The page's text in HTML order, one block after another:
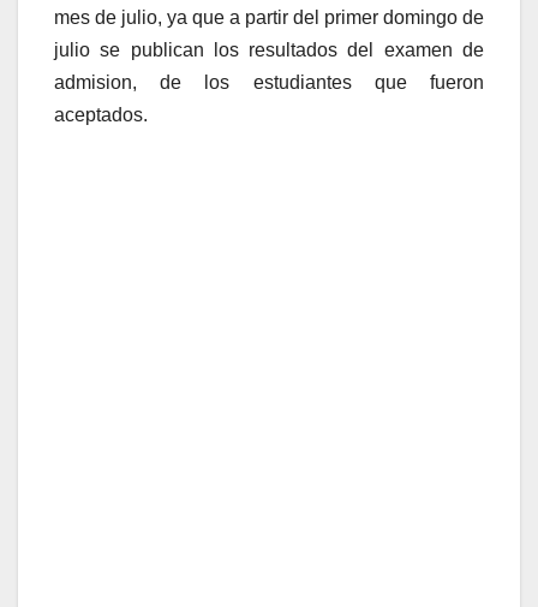
mes de julio, ya que a partir del primer domingo de
julio se publican los resultados del examen de
admision, de los estudiantes que fueron
aceptados.